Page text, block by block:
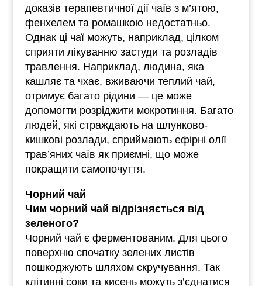
доказів терапевтичної дії чаїв з м’ятою,
фенхелем та ромашкою недостатньо.
Однак ці чаї можуть, наприклад, цілком
сприяти лікуванню застуди та розладів
травлення. Наприклад, людина, яка
кашляє та чхає, вживаючи теплий чай,
отримує багато рідини — це може
допомогти розріджити мокротиння. Багато
людей, які страждають на шлунково-
кишкові розлади, сприймають ефірні олії
трав’яних чаїв як приємні, що може
покращити самопочуття.
Чорний чай
Чим чорний чай відрізняється від
зеленого?
Чорний чай є ферментованим. Для цього
поверхню спочатку зелених листів
пошкоджують шляхом скручування. Так
клітинні соки та кисень можуть з’єднатися